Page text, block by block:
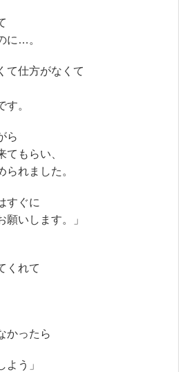
に…。
て仕方がなくて
。
ら
てもらい、
られました。
すぐに
願いします。」
くれて
かったら
よう」